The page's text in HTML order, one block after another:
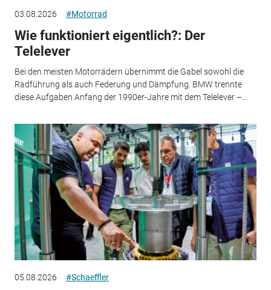
03.08.2026 #Motorrad
Wie funktioniert eigentlich?: Der
Telelever
Bei den meisten Motorrädern übernimmt die Gabel sowohl die
Radführung als auch Federung und Dämpfung. BMW trennte
diese Aufgaben Anfang der 1990er-Jahre mit dem Telelever –...
05.08.2026 #Schaeffler